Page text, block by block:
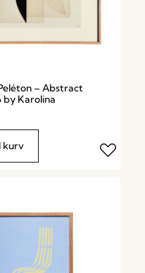
– Abstract
by Karolina
kurv